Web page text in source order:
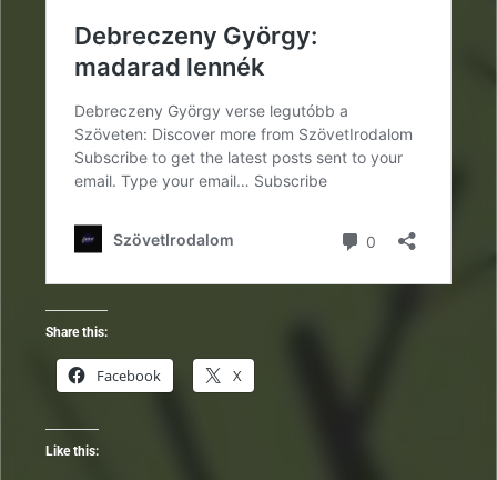
Share this:
Facebook X
Like this: